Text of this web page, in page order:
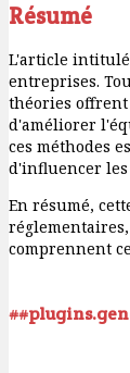
Résumé
L'article intitulé
entreprises.
théories
d'améliorer
ces méthodes
d'influencer les
En résumé,
comprennent